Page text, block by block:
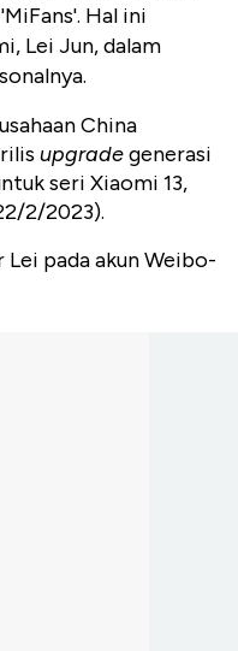
Hal ini
Lei Jun, dalam
China
upgradegenerasi
seri Xiaomi 13,
2/2023).
Lei pada akun Weibo-